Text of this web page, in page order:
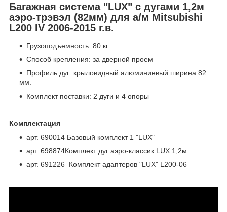
Багажная система "LUX" с дугами 1,2м
аэро-трэвэл (82мм) для а/м Mitsubishi
L200 IV 2006-2015 г.в.
Грузоподъемность: 80 кг
Способ крепления: за дверной проем
Профиль дуг: крыловидный алюминиевый ширина 82
мм.
Комплект поставки: 2 дуги и 4 опоры
Комплектация
арт. 690014 Базовый комплект 1 "LUX"
арт. 698874Комплект дуг аэро-классик LUX 1,2м
арт. 691226 Комплект адаптеров "LUX" L200-06